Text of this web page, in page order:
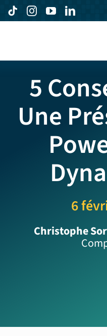
Passer
au
5
Une
6
Christophe